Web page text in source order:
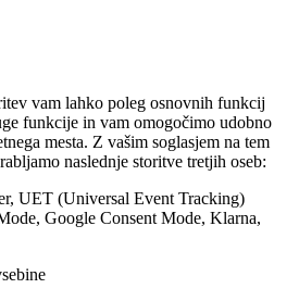
vam lahko poleg osnovnih funkcij
funkcije in vam omogočimo udobno
mesta. Z vašim soglasjem na tem
naslednje storitve tretjih oseb:
UET (Universal Event Tracking)
Google Consent Mode, Klarna,